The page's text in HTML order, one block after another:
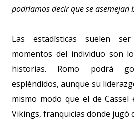
podríamos decir que se asemejan
Las estadísticas suelen
momentos del individuo son
historias. Romo podrá
espléndidos, aunque su
mismo modo que el de
Vikings, franquicias donde jugó